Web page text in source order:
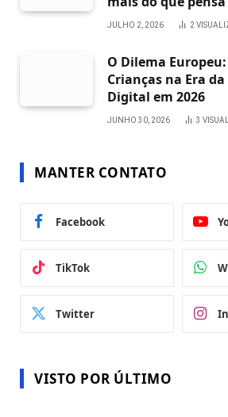
JULHO 2, 2026 2
O Dilema
Crianças na Era
Digital em 2026
JUNHO 30, 2026 3
MANTER CONTATO
Facebook
TikTok
Twitter
VISTO POR ÚLTIMO